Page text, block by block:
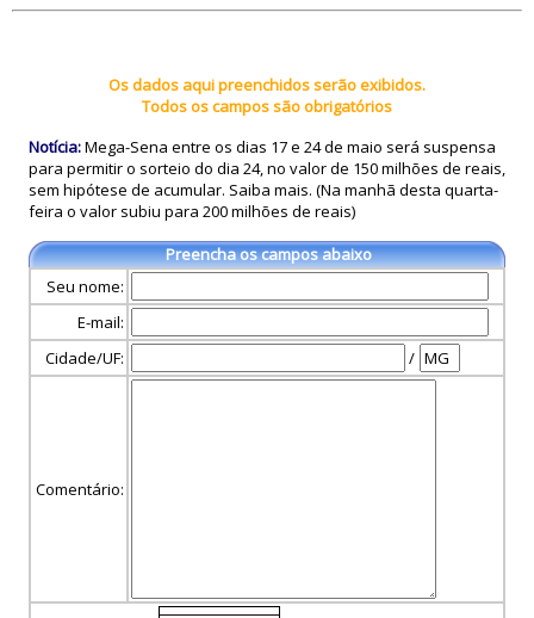
Os dados aqui preenchidos serão exibidos.
Todos os campos são obrigatórios
Notícia:Mega-Sena entre os dias 17 e 24 de maio será suspensa
para permitir o sorteio do dia 24, no valor de 150 milhões de reais,
sem hipótese de acumular. Saiba mais. (Na manhã desta quarta-
feira o valor subiu para 200 milhões de reais)
Preencha os campos abaixo
Seu nome:
E-mail:
Cidade/UF:
/
Comentário: